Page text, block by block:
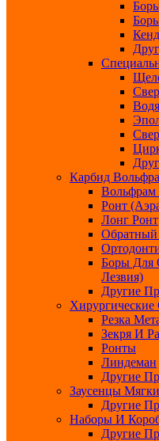
Карбид
Вольфрам
Ронт
Лонг Ронт
Боры Для
Лезвия)
Другие
Хирургические
Резка
Зекря И
Ронты
Линдеман
Другие
Заусенцы
Другие
Наборы И
Другие